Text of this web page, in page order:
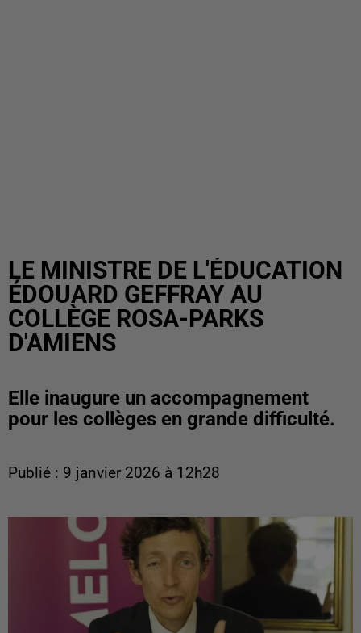
LE MINISTRE DE L'ÉDUCATION
ÉDOUARD GEFFRAY AU
COLLÈGE ROSA-PARKS
D'AMIENS
Elle inaugure un accompagnement
pour les collèges en grande difficulté.
Publié : 9 janvier 2026 à 12h28